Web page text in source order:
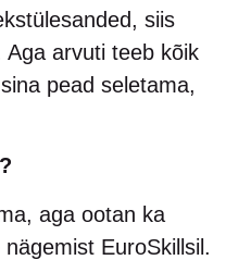
siis
Aga arvuti teeb kõik
pead seletama,
aga ootan ka
EuroSkillsil.